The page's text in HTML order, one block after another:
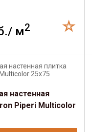
м2
настенная
Piperi Multicolor